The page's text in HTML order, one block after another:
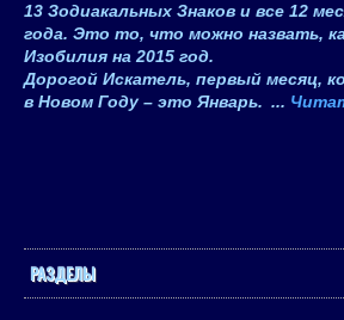
13 Зодиакальных Знаков и все 12
года. Это то, что можно назвать,
Изобилия на 2015 год.
Дорогой Искатель, первый месяц,
в Новом Году – это Январь. ...
РАЗДЕЛЫ